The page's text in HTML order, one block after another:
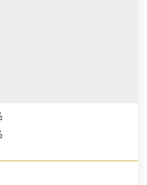
極といわれるホテルを紹介
テルは、設備・景観だけで
客様をお迎えいたします。